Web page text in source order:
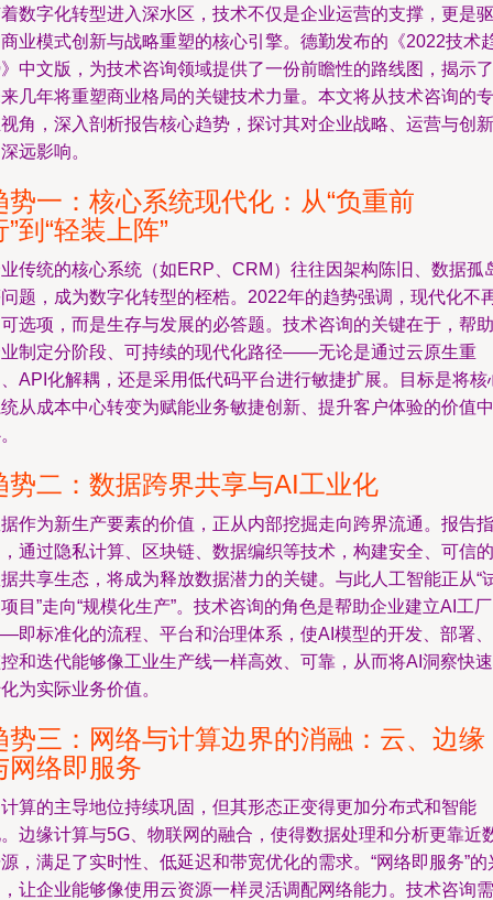
数字化转型进入深水区，技术不仅是企业运营的支撑，更是驱
业模式创新与战略重塑的核心引擎。德勤发布的《2022技术
中文版，为技术咨询领域提供了一份前瞻性的路线图，揭示了
几年将重塑商业格局的关键技术力量。本文将从技术咨询的专
角，深入剖析报告核心趋势，探讨其对企业战略、运营与创新
远影响。
势一：核心系统现代化：从“负重前
”到“轻装上阵”
传统的核心系统（如ERP、CRM）往往因架构陈旧、数据孤
题，成为数字化转型的桎梏。2022年的趋势强调，现代化不
选项，而是生存与发展的必答题。技术咨询的关键在于，帮助
制定分阶段、可持续的现代化路径——无论是通过云原生重
API化解耦，还是采用低代码平台进行敏捷扩展。目标是将核
从成本中心转变为赋能业务敏捷创新、提升客户体验的价值中
势二：数据跨界共享与AI工业化
作为新生产要素的价值，正从内部挖掘走向跨界流通。报告指
通过隐私计算、区块链、数据编织等技术，构建安全、可信的
共享生态，将成为释放数据潜力的关键。与此人工智能正从“
目”走向“规模化生产”。技术咨询的角色是帮助企业建立AI工厂
即标准化的流程、平台和治理体系，使AI模型的开发、部署、
和迭代能够像工业生产线一样高效、可靠，从而将AI洞察快速
为实际业务价值。
势三：网络与计算边界的消融：云、边缘
网络即服务
算的主导地位持续巩固，但其形态正变得更加分布式和智能
边缘计算与5G、物联网的融合，使得数据处理和分析更靠近
，满足了实时性、低延迟和带宽优化的需求。“网络即服务”的
让企业能够像使用云资源一样灵活调配网络能力。技术咨询需